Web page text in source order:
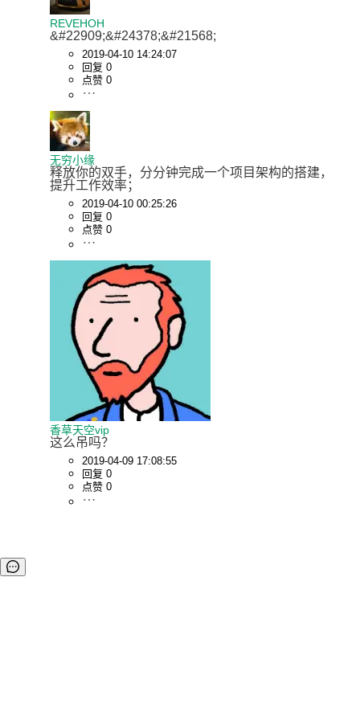
REVEHOH
&#22909;&#24378;&#21568;
2019-04-10 14:24:07
回复 0
点赞 0
无穷小缘
释放你的双手，分分钟完成一个项目架构的搭建，
提升工作效率；
2019-04-10 00:25:26
回复 0
点赞 0
香草天空vip
这么吊吗？
2019-04-09 17:08:55
回复 0
点赞 0